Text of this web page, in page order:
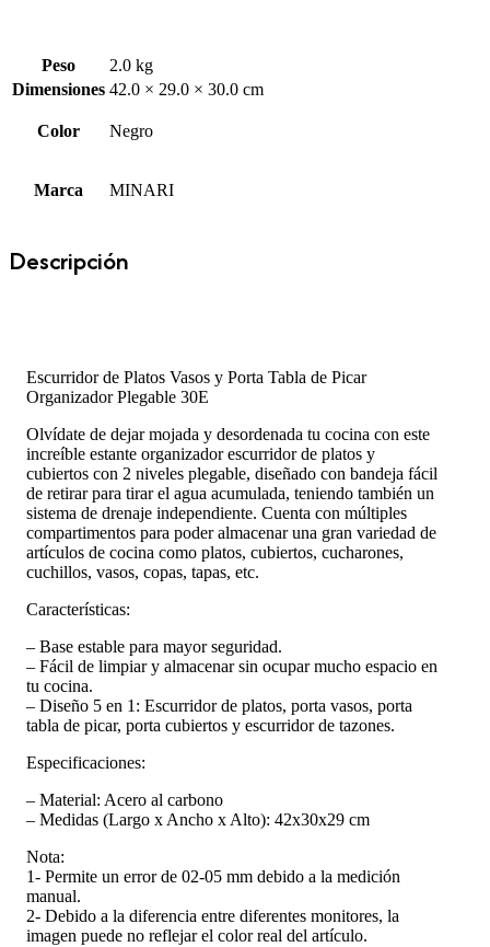
Peso
2.0 kg
Dimensiones 42.0 × 29.0 × 30.0 cm
Color Negro
Marca MINARI
Descripción
Escurridor de Platos Vasos y Porta Tabla de Picar
Organizador Plegable 30E
Olvídate de dejar mojada y desordenada tu cocina con este
increíble estante organizador escurridor de platos y
cubiertos con 2 niveles plegable, diseñado con bandeja fácil
de retirar para tirar el agua acumulada, teniendo también un
sistema de drenaje independiente. Cuenta con múltiples
compartimentos para poder almacenar una gran variedad de
artículos de cocina como platos, cubiertos, cucharones,
cuchillos, vasos, copas, tapas, etc.
Características:
– Base estable para mayor seguridad.
– Fácil de limpiar y almacenar sin ocupar mucho espacio en
tu cocina.
– Diseño 5 en 1: Escurridor de platos, porta vasos, porta
tabla de picar, porta cubiertos y escurridor de tazones.
Especificaciones:
– Material: Acero al carbono
– Medidas (Largo x Ancho x Alto): 42x30x29 cm
Nota:
1- Permite un error de 02-05 mm debido a la medición
manual.
2- Debido a la diferencia entre diferentes monitores, la
imagen puede no reflejar el color real del artículo.